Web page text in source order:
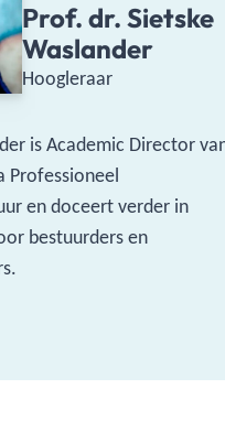
Prof. dr. Sietske
Waslander
Hoogleraar
is Academic Director
Professioneel
en doceert verder in
bestuurders en